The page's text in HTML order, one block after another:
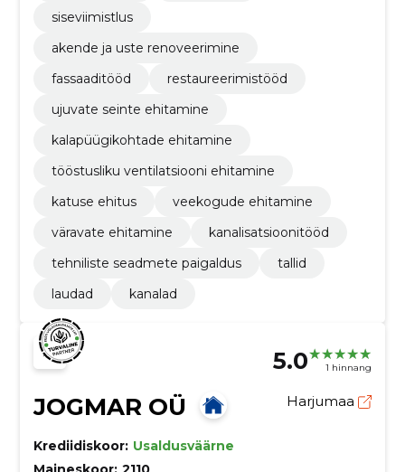
siseviimistlus
akende ja uste renoveerimine
fassaaditööd
restaureerimistööd
ujuvate seinte ehitamine
kalapüügikohtade ehitamine
tööstusliku ventilatsiooni ehitamine
katuse ehitus
veekogude ehitamine
väravate ehitamine
kanalisatsioonitööd
tehniliste seadmete paigaldus
tallid
laudad
kanalad
5.0 1 hinnang
JOGMAR OÜ Harjumaa
Krediidiskoor: Usaldusväärne